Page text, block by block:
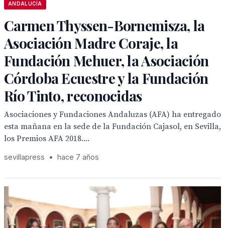
ANDALUCÍA
Carmen Thyssen-Bornemisza, la
Asociación Madre Coraje, la
Fundación Mehuer, la Asociación
Córdoba Ecuestre y la Fundación
Río Tinto, reconocidas
Asociaciones y Fundaciones Andaluzas (AFA) ha entregado
esta mañana en la sede de la Fundación Cajasol, en Sevilla,
los Premios AFA 2018....
sevillapress • hace 7 años